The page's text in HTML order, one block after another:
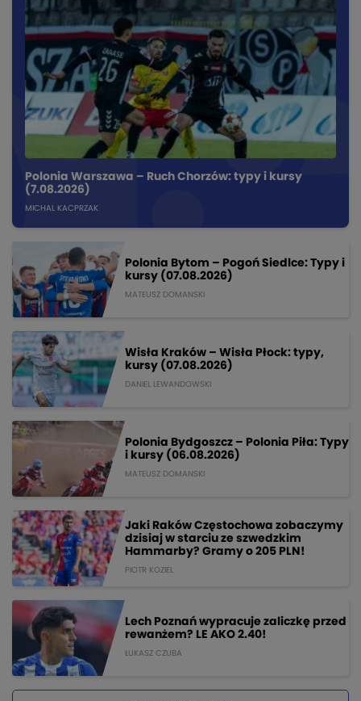
Polonia Warszawa – Ruch Chorzów: typy i kursy
(7.08.2026)
MICHAL KACPRZAK
Polonia Bytom – Pogoń Siedlce: Typy i
kursy (07.08.2026)
MATEUSZ DOMANSKI
Wisła Kraków – Wisła Płock: typy,
kursy (07.08.2026)
DANIEL LEWANDOWSKI
Polonia Bydgoszcz – Polonia Piła: Typy
i kursy (06.08.2026)
MATEUSZ DOMANSKI
Jaki Raków Częstochowa zobaczymy
dzisiaj w starciu ze szwedzkim
Hammarby? Gramy o 205 PLN!
PIOTR KOZIEL
Lech Poznań wypracuje zaliczkę przed
rewanżem? LE AKO 2.40!
ŁUKASZ CZUBA